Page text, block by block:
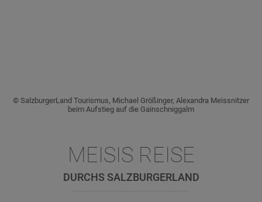
© SalzburgerLand Tourismus, Michael Größinger, Alexandra Meissnitzer
beim Aufstieg auf die Gainschniggalm
MEISIS REISE
DURCHS SALZBURGERLAND